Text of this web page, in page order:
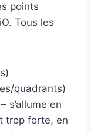
points
Tous les
quadrants)
s’allume en
trop forte, en